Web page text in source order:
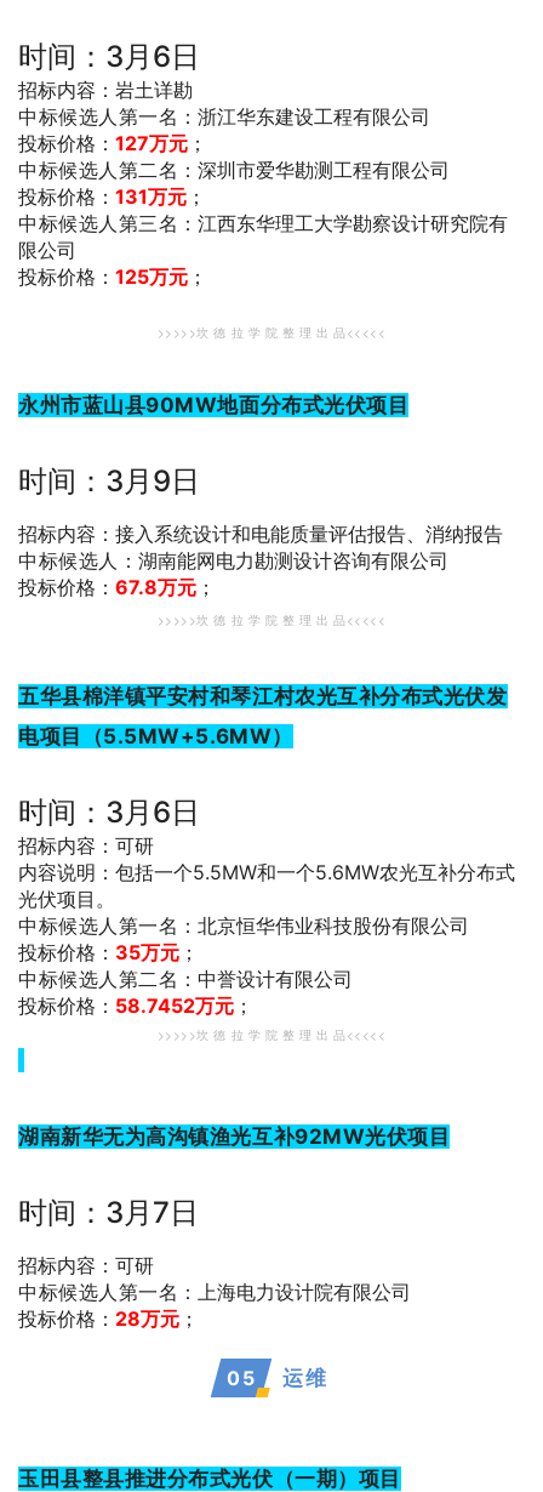
时间：3月6日
招标内容：岩土详勘
中标候选人第一名 ：浙江华东建设工程有限公司
投标价格： 127万元 ；
中标候选人第二名 ：深圳市爱华勘测工程有限公司
投标价格： 131万元 ；
中标候选人第三名 ：江西东华理工大学勘察设计研究院有
限公司
投标价格： 125万元 ；
>>>>>坎 德 拉 学 院 整 理 出 品<<<<<
永州市蓝山县90MW地面分布式光伏项目
时间：3月9日
招标内容：接入系统设计和电能质量评估报告、消纳报告
中标候选人 ：湖南能网电力勘测设计咨询有限公司
投标价格： 67.8万元 ；
>>>>>坎 德 拉 学 院 整 理 出 品<<<<<
五华县棉洋镇平安村和琴江村农光互补分布式光伏发
电项目（5.5MW+5.6MW）
时间：3月6日
招标内容：可研
内容说明：包括一个5.5MW和一个5.6MW农光互补分布式
光伏项目。
中标候选人第一名 ：北京恒华伟业科技股份有限公司
投标价格： 35万元 ；
中标候选人第二名 ：中誉设计有限公司
投标价格： 58.7452万元 ；
>>>>>坎 德 拉 学 院 整 理 出 品<<<<<
湖南新华无为高沟镇渔光互补92MW光伏项目
时间：3月7日
招标内容：可研
中标候选人第一名 ：上海电力设计院有限公司
投标价格： 28万元 ；
05 运维
玉田县整县推进分布式光伏（一期）项目